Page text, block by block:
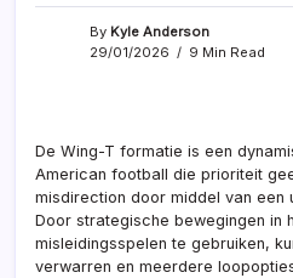
By Kyle Anderson
29/01/2026
9 Min Read
De Wing-T formatie is een
American football die prioriteit
misdirection door middel van een
Door strategische bewegingen
misleidingsspelen te gebruiken,
verwarren en meerdere